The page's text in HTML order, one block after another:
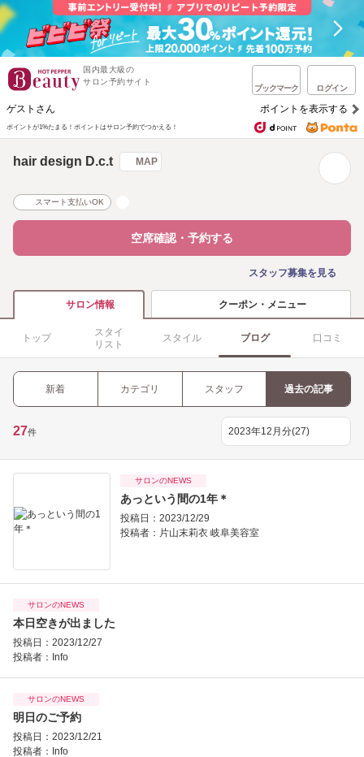
国内最大級の
サロン予約サイト
ブックマーク ログイン
ゲストさん ポイントを表示する
ポイントが1%たまる！ ポイントはサロン予約でつかえる！
hair design D.c.t MAP
スマート支払いOK
空席確認・予約する
スタッフ募集を見る
サロン情報 クーポン・メニュー
トップ
スタイ
リスト
スタイル ブログ 口コミ
新着 カテゴリ スタッフ 過去の記事
27件
サロンのNEWS
あっという間の1年＊
投稿日：2023/12/29
投稿者： 片山末莉衣 岐阜美容室
サロンのNEWS
本日空きが出ました
投稿日：2023/12/27
投稿者： Info
サロンのNEWS
明日のご予約
投稿日：2023/12/21
投稿者： Info